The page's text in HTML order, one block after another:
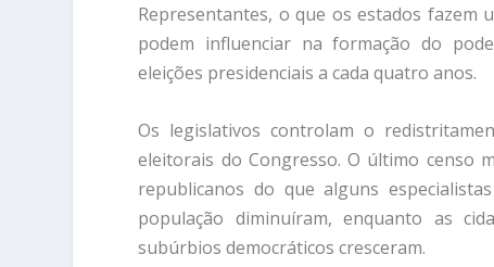
Representantes, o que os estados fazem
podem influenciar na formação do
eleições presidenciais a cada quatro anos.
Os legislativos controlam o
eleitorais do Congresso. O último censo
republicanos do que alguns
população diminuíram, enquanto as
subúrbios democráticos cresceram.